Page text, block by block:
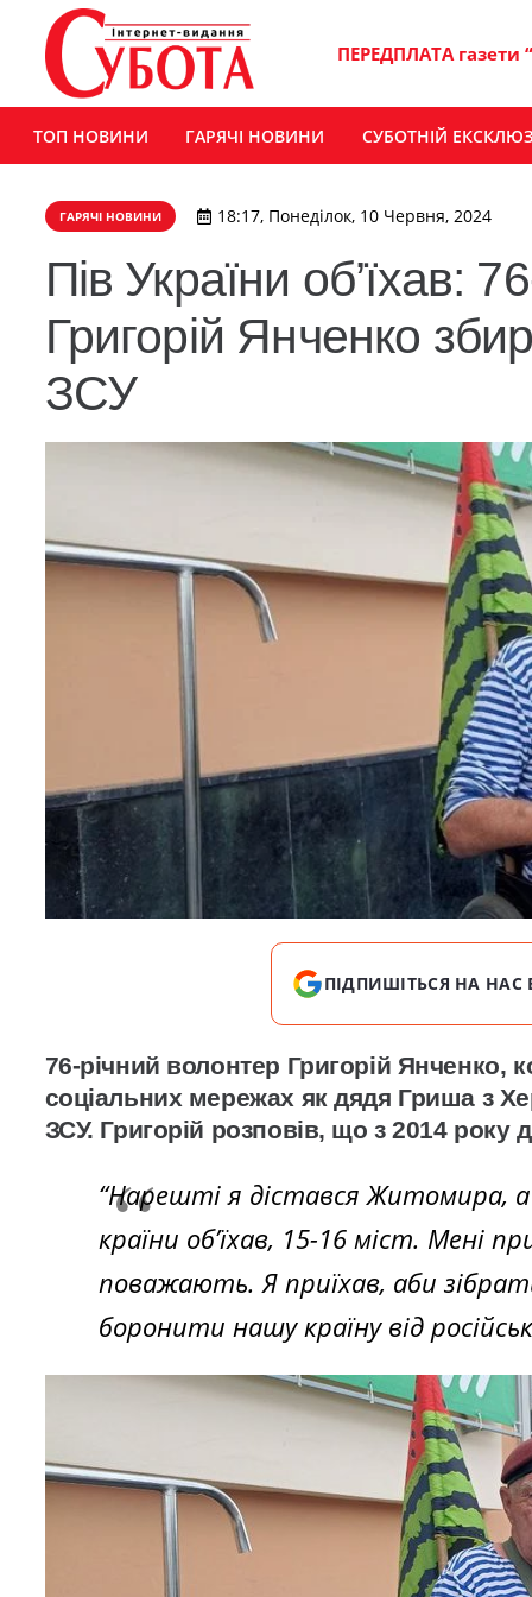
ПЕРЕДПЛАТА газети
ТОП НОВИНИ ГАРЯЧІ НОВИНИ СУБОТНІЙ
ГАРЯЧІ НОВИНИ 18:17, Понеділок, 10 Червня, 2024
Пів України об’їхав:
Григорій Янченко
ЗСУ
ПІДПИШІТЬСЯ НА НАС В
76-річний волонтер Григорій Янченко,
соціальних мережах як дядя Гриша з
ЗСУ. Григорій розповів, що з 2014 року
“Нарешті я дістався Житомира,
країни об’їхав, 15-16 міст.
поважають. Я приїхав, аби
боронити нашу країну від